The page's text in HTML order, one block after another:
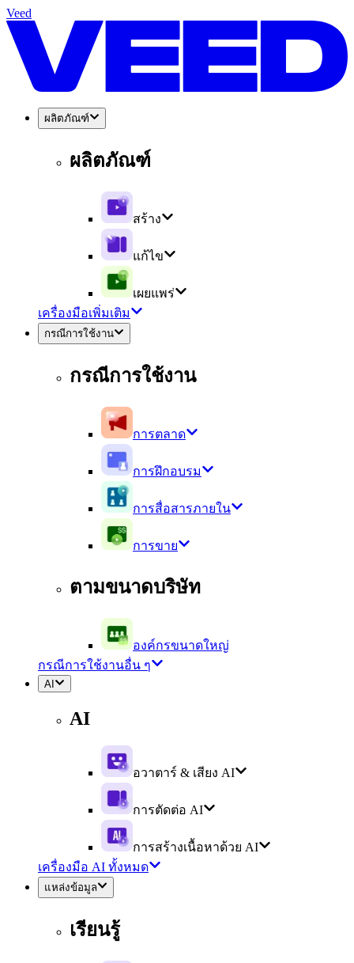
Veed
ผลิตภัณฑ์
ผลิตภัณฑ์
สร้าง
แก้ไข
เผยแพร่
เครื่องมือเพิ่มเติม
กรณีการใช้งาน
กรณีการใช้งาน
การตลาด
การฝึกอบรม
การสื่อสารภายใน
การขาย
ตามขนาดบริษัท
องค์กรขนาดใหญ่
กรณีการใช้งานอื่น ๆ
AI
AI
อวาตาร์ & เสียง AI
การตัดต่อ AI
การสร้างเนื้อหาด้วย AI
เครื่องมือ AI ทั้งหมด
แหล่งข้อมูล
เรียนรู้